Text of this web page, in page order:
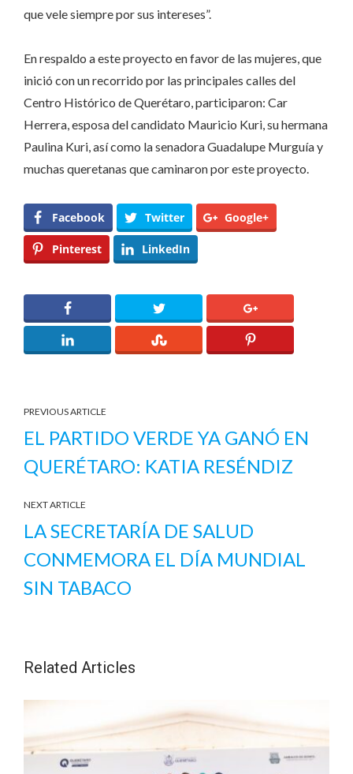
que vele siempre por sus intereses”.
En respaldo a este proyecto en favor de las mujeres, que
inició con un recorrido por las principales calles del
Centro Histórico de Querétaro, participaron: Car
Herrera, esposa del candidato Mauricio Kuri, su hermana
Paulina Kuri, así como la senadora Guadalupe Murguía y
muchas queretanas que caminaron por este proyecto.
Facebook Twitter Google+
Pinterest LinkedIn
PREVIOUS ARTICLE
EL PARTIDO VERDE YA GANÓ EN
QUERÉTARO: KATIA RESÉNDIZ
NEXT ARTICLE
LA SECRETARÍA DE SALUD
CONMEMORA EL DÍA MUNDIAL
SIN TABACO
Related Articles